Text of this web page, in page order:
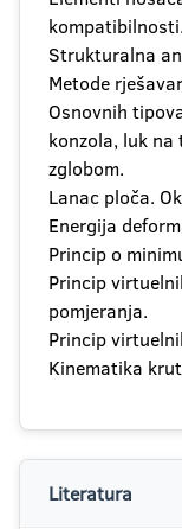
Strukturalna
Metode
Osnovnih
konzola, luk
zglobom.
Lanac ploča.
Energija
Princip o
Princip
pomjeranja.
Princip
Kinematika
Literatura